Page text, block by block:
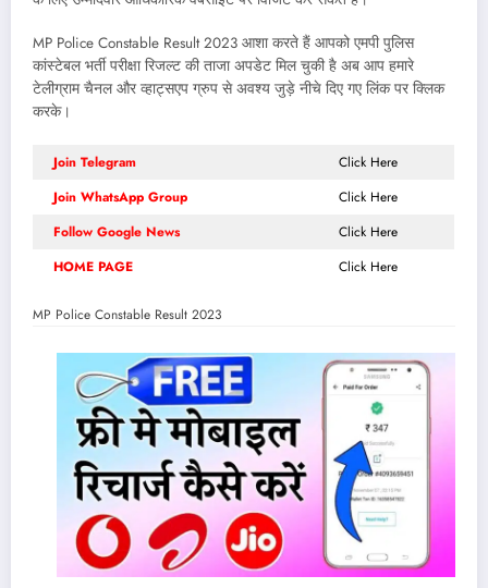
MP Police Constable Result 2023 आशा करते हैं आपको एमपी पुलिस
कांस्टेबल भर्ती परीक्षा रिजल्ट की ताजा अपडेट मिल चुकी है अब आप हमारे
टेलीग्राम चैनल और व्हाट्सएप ग्रुप से अवश्य जुड़े नीचे दिए गए लिंक पर क्लिक
करके।
Join Telegram
Click Here
Join WhatsApp Group
Click Here
Follow Google News
Click Here
HOME PAGE
Click Here
MP Police Constable Result 2023